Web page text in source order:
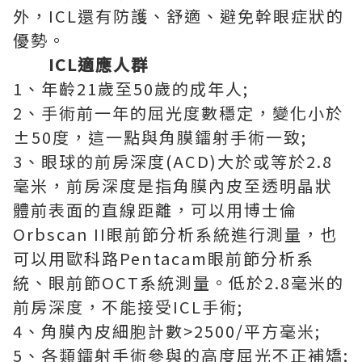
外，ICL還有防護、舒適、避免幹眼症狀的
優勢。
ICL適應人群
1、年齡21歲至50歲的成年人;
2、手術前一年的屈光度數穩定，變化小於
±50度，這一點與角膜鐳射手術一致;
3、眼球的前房深度(ACD)大於或等於2.8
毫米，前房深度是指角膜內皮至透明晶狀
體前表面的直線距離，可以用博士倫
Orbscan II眼前節分析系統進行測量，也
可以用歐科路Pentacam眼前節分析系
統、眼前節OCT系統測量。低於2.8毫米的
前房深度，不能接受ICL手術;
4、角膜內皮細胞計數>2500/平方毫米;
5、各類鐳射手術參與的高度屈光不正補矯;